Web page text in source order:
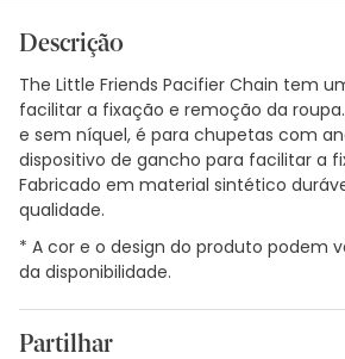
Descrição
The Little Friends Pacifier Chain tem
facilitar a fixação e remoção da
e sem níquel, é para chupetas com
dispositivo de gancho para facilitar a
Fabricado em material sintético
qualidade.
* A cor e o design do produto podem
da disponibilidade.
Partilhar